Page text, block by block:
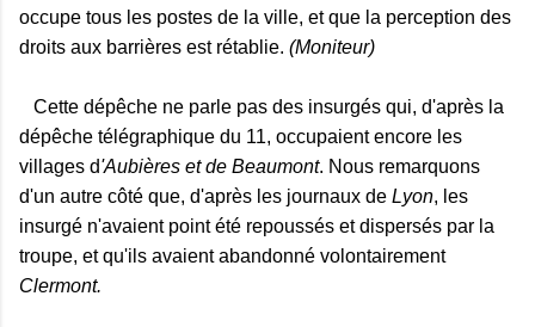
occupe tous les postes de la ville, et que la perception des
droits aux barrières est rétablie. (Moniteur)
Cette dépêche ne parle pas des insurgés qui, d'après la
dépêche télégraphique du 11, occupaient encore les
villages d'Aubières et de Beaumont. Nous remarquons
d'un autre côté que, d'après les journaux de Lyon, les
insurgé n'avaient point été repoussés et dispersés par la
troupe, et qu'ils avaient abandonné volontairement
Clermont.